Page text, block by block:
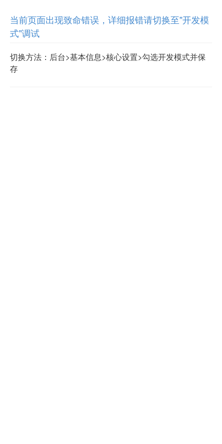
当前页面出现致命错误，详细报错请切换至"开发模
式"调试
切换方法：后台>基本信息>核心设置>勾选开发模式并保
存